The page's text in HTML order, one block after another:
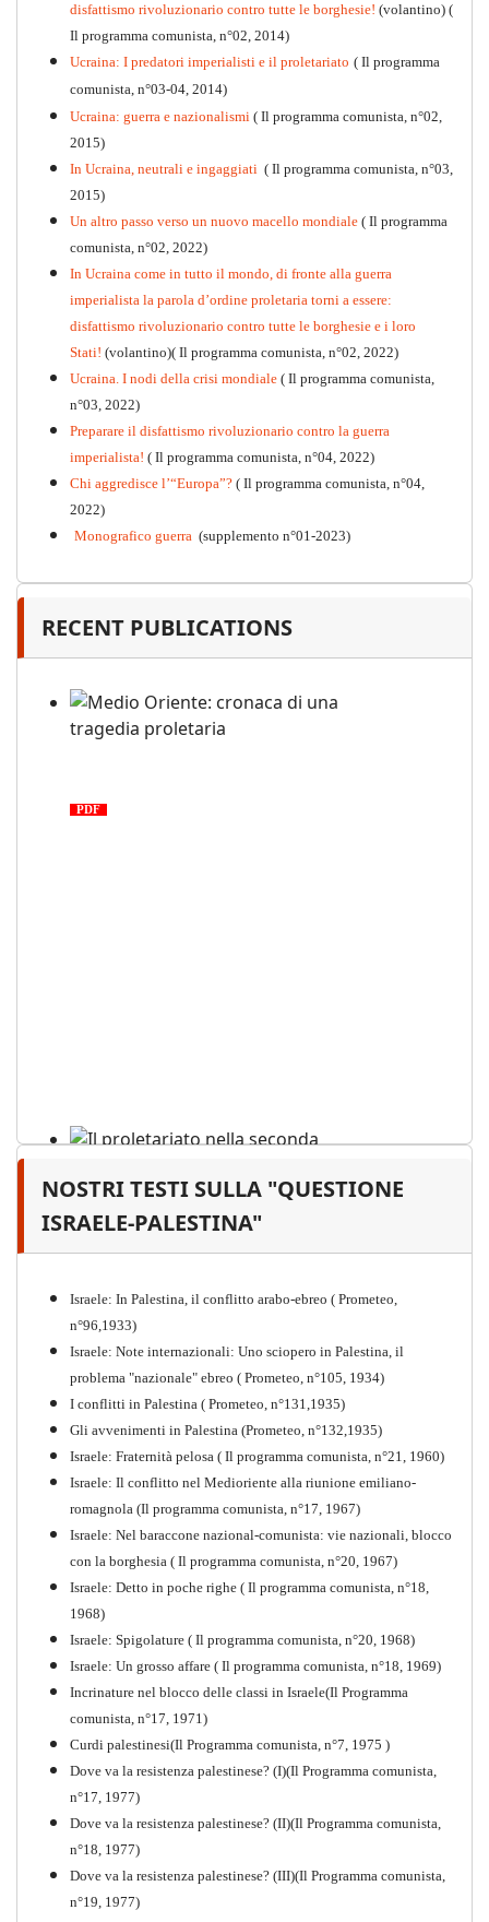
Kommunistisches Programm
PDF n°10 - 2026
disfattismo rivoluzionario contro tutte le borghesie! (volantino) (
Il programma comunista, n°02, 2014)
Ucraina: I predatori imperialisti e il proletariato ( Il programma
comunista, n°03-04, 2014)
Ucraina: guerra e nazionalismi ( Il programma comunista, n°02,
2015)
In Ucraina, neutrali e ingaggiati ( Il programma comunista, n°03,
2015)
Un altro passo verso un nuovo macello mondiale ( Il programma
comunista, n°02, 2022)
In Ucraina come in tutto il mondo, di fronte alla guerra
imperialista la parola d’ordine proletaria torni a essere:
disfattismo rivoluzionario contro tutte le borghesie e i loro
Stati! (volantino)( Il programma comunista, n°02, 2022)
Ucraina. I nodi della crisi mondiale ( Il programma comunista,
n°03, 2022)
Preparare il disfattismo rivoluzionario contro la guerra
imperialista! ( Il programma comunista, n°04, 2022)
Chi aggredisce l’“Europa”? ( Il programma comunista, n°04,
2022)
Monografico guerra (supplemento n°01-2023)
RECENT PUBLICATIONS
PDF
Il proletariato nella seconda
guerra mondiale e nella
Storia della Sinistra
Comunista V
NOSTRI TESTI SULLA "QUESTIONE
ISRAELE-PALESTINA"
Israele: In Palestina, il conflitto arabo-ebreo ( Prometeo,
n°96,1933)
Israele: Note internazionali: Uno sciopero in Palestina, il
problema "nazionale" ebreo ( Prometeo, n°105, 1934)
I conflitti in Palestina ( Prometeo, n°131,1935)
Gli avvenimenti in Palestina (Prometeo, n°132,1935)
Israele: Fraternità pelosa ( Il programma comunista, n°21, 1960)
Israele: Il conflitto nel Medioriente alla riunione emiliano-
romagnola (Il programma comunista, n°17, 1967)
Israele: Nel baraccone nazional-comunista: vie nazionali, blocco
con la borghesia ( Il programma comunista, n°20, 1967)
Israele: Detto in poche righe ( Il programma comunista, n°18,
1968)
Israele: Spigolature ( Il programma comunista, n°20, 1968)
Israele: Un grosso affare ( Il programma comunista, n°18, 1969)
Incrinature nel blocco delle classi in Israele(Il Programma
comunista, n°17, 1971)
Curdi palestinesi(Il Programma comunista, n°7, 1975 )
Dove va la resistenza palestinese? (I)(Il Programma comunista,
n°17, 1977)
Dove va la resistenza palestinese? (II)(Il Programma comunista,
n°18, 1977)
Dove va la resistenza palestinese? (III)(Il Programma comunista,
n°19, 1977)